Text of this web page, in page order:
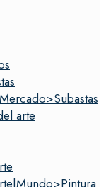
arte